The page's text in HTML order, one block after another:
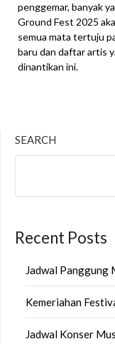
penggemar, banyak
Ground Fest 2025
semua mata tertuju
baru dan daftar artis
dinantikan ini.
SEARCH
Recent Posts
Jadwal Panggung
Kemeriahan
Jadwal Konser